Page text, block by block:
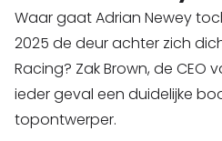
Waar gaat Adrian Newey
2025 de deur achter zich
Racing? Zak Brown, de CEO
ieder geval een duidelijke
topontwerper.